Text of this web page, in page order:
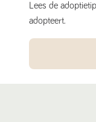
Lees de
adopteert.